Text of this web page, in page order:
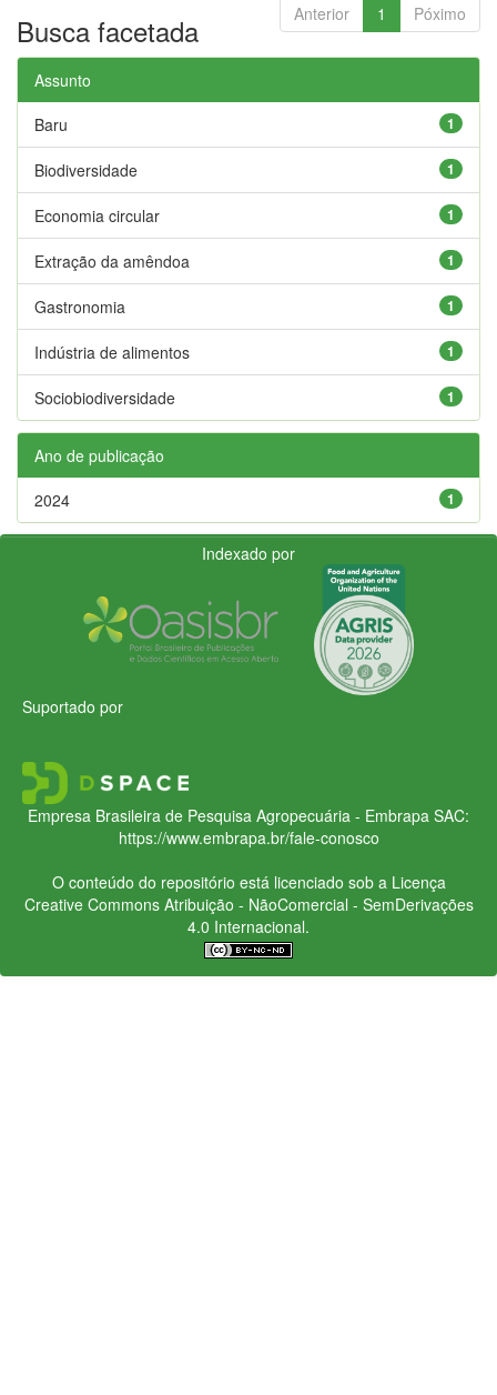
Anterior 1 Póximo
Busca facetada
Assunto
1
Baru
1
Biodiversidade
1
Economia circular
1
Extração da amêndoa
1
Gastronomia
1
Indústria de alimentos
1
Sociobiodiversidade
Ano de publicação
1
2024
Indexado por
Suportado por
Empresa Brasileira de Pesquisa Agropecuária - Embrapa SAC:
https://www.embrapa.br/fale-conosco
O conteúdo do repositório está licenciado sob a Licença
Creative CommonsAtribuição - NãoComercial - SemDerivações
4.0 Internacional.